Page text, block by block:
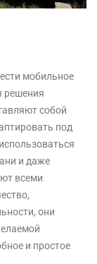
мобильное
решения
собой
под
и даже
всеми
они
и простое